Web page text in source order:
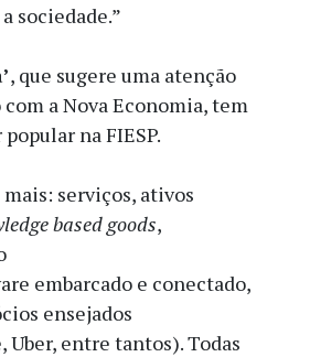
sociedade.”
, que sugere uma atenção
a Nova Economia, tem
na FIESP.
serviços, ativos
based goods,
embarcado e conectado,
ensejados
Uber, entre tantos). Todas